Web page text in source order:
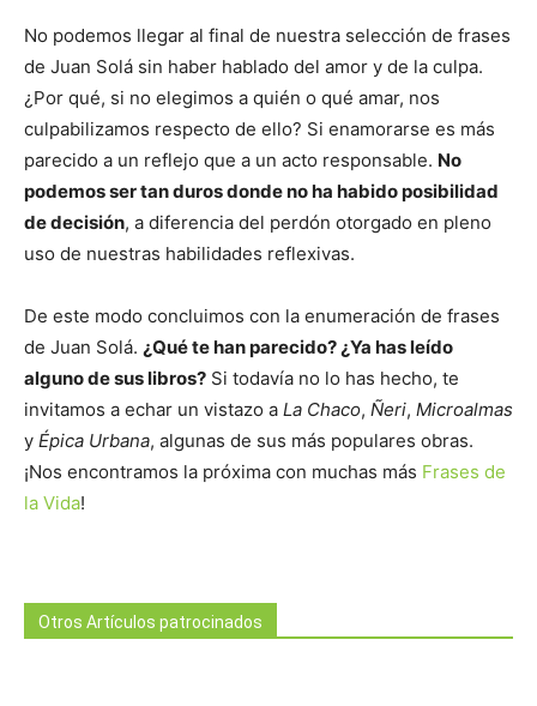
No podemos llegar al final de nuestra selección de frases
de Juan Solá sin haber hablado del amor y de la culpa.
¿Por qué, si no elegimos a quién o qué amar, nos
culpabilizamos respecto de ello? Si enamorarse es más
parecido a un reflejo que a un acto responsable. No
podemos ser tan duros donde no ha habido posibilidad
de decisión, a diferencia del perdón otorgado en pleno
uso de nuestras habilidades reflexivas.
De este modo concluimos con la enumeración de frases
de Juan Solá. ¿Qué te han parecido? ¿Ya has leído
alguno de sus libros? Si todavía no lo has hecho, te
invitamos a echar un vistazo a La Chaco, Ñeri, Microalmas
y Épica Urbana, algunas de sus más populares obras.
¡Nos encontramos la próxima con muchas más Frases de
la Vida!
Otros Artículos patrocinados